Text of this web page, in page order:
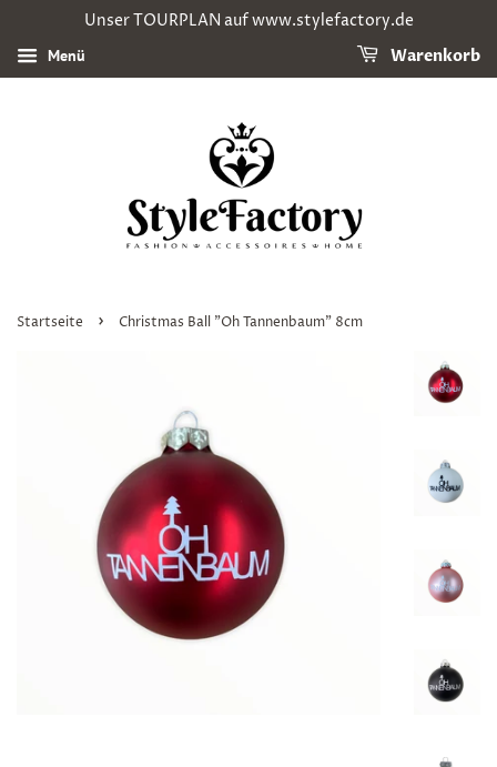
Unser TOURPLAN auf www.stylefactory.de
Menü Warenkorb
Startseite › Christmas Ball "Oh Tannenbaum" 8cm